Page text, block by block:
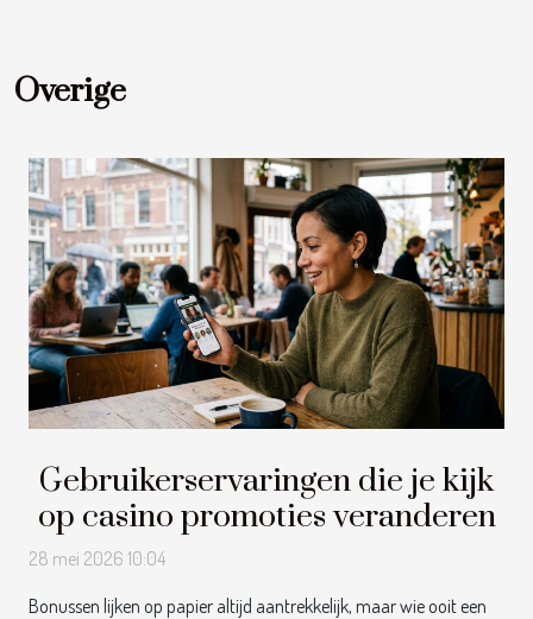
Overige
Gebruikerservaringen die je kijk
op casino promoties veranderen
28 mei 2026 10:04
Bonussen lijken op papier altijd aantrekkelijk, maar wie ooit een